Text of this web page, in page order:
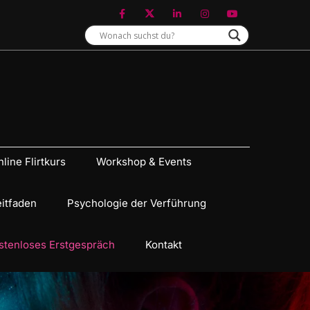
Flirtkurs Workshop & Events
Psychologie der Verführung
Erstgespräch Kontakt